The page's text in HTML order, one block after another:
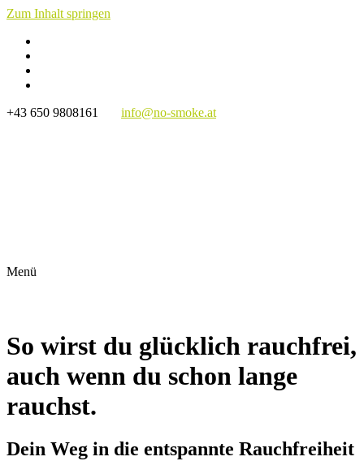
Zum Inhalt springen
+43 650 9808161 info@no-smoke.at
Menü
So wirst du glücklich rauchfrei,
auch wenn du schon lange
rauchst.
Dein Weg in die entspannte Rauchfreiheit